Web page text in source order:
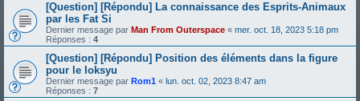
[Question] [Répondu] La connaissance des Esprits-Animaux
par les Fat Si
Dernier message par Man From Outerspace « mer. oct. 18, 2023 5:18 pm
Réponses : 4
[Question] [Répondu] Position des éléments dans la figure
pour le loksyu
Dernier message par Rom1 « lun. oct. 02, 2023 8:47 am
Réponses : 7